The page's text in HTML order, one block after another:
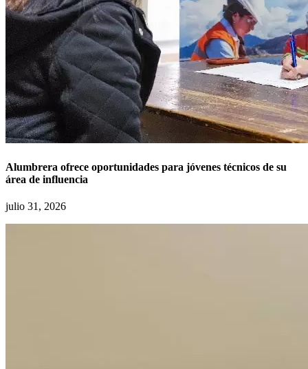
Alumbrera ofrece oportunidades para jóvenes técnicos de su
área de influencia
julio 31, 2026